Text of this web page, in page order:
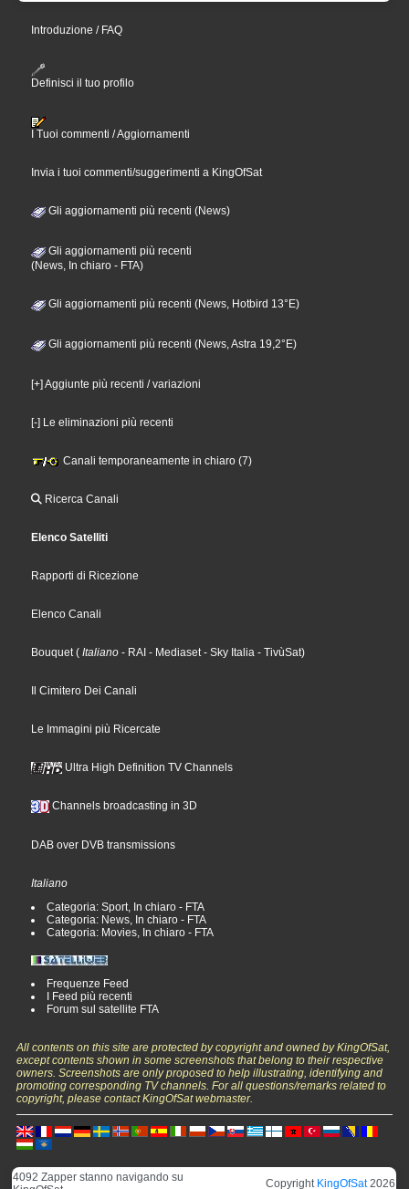
Introduzione / FAQ
Definisci il tuo profilo
I Tuoi commenti / Aggiornamenti
Invia i tuoi commenti/suggerimenti a KingOfSat
Gli aggiornamenti più recenti (News)
Gli aggiornamenti più recenti
(News, In chiaro - FTA)
Gli aggiornamenti più recenti (News, Hotbird 13°E)
Gli aggiornamenti più recenti (News, Astra 19,2°E)
[+] Aggiunte più recenti / variazioni
[-] Le eliminazioni più recenti
Canali temporaneamente in chiaro (7)
Ricerca Canali
Elenco Satelliti
Rapporti di Ricezione
Elenco Canali
Bouquet ( Italiano - RAI - Mediaset - Sky Italia - TivùSat)
Il Cimitero Dei Canali
Le Immagini più Ricercate
Ultra High Definition TV Channels
Channels broadcasting in 3D
DAB over DVB transmissions
Italiano
Categoria: Sport, In chiaro - FTA
Categoria: News, In chiaro - FTA
Categoria: Movies, In chiaro - FTA
Frequenze Feed
I Feed più recenti
Forum sul satellite FTA
All contents on this site are protected by copyright and owned by KingOfSat,
except contents shown in some screenshots that belong to their respective
owners. Screenshots are only proposed to help illustrating, identifying and
promoting corresponding TV channels. For all questions/remarks related to
copyright, please contact KingOfSat webmaster.
4092 Zapper stanno navigando su
Copyright KingOfSat2026